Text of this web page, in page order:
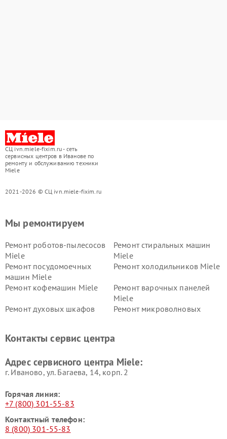
СЦ ivn.miele-fixim.ru - сеть
сервисных центров в Иванове по
ремонту и обслуживанию техники
Miele
2021-2026 © СЦ ivn.miele-fixim.ru
Мы ремонтируем
Ремонт роботов-пылесосов
Miele
Ремонт стиральных машин
Miele
Ремонт посудомоечных
машин Miele
Ремонт холодильников Miele
Ремонт кофемашин Miele
Ремонт варочных панелей
Miele
Ремонт духовых шкафов
Ремонт микроволновых
Miele
Miele
пылесосов Miele
Контакты сервис центра
Адрес сервисного центра Miele:
г. Иваново, ул. Багаева, 14, корп. 2
Горячая линия:
+7 (800) 301-55-83
Контактный телефон:
8 (800) 301-55-83